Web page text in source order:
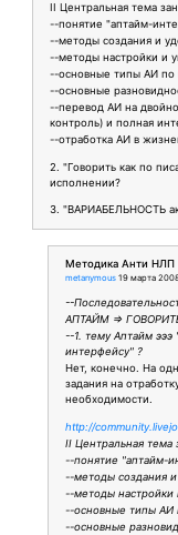
II Центральная тема
--понятие "аптайм-
--методы создания и
--методы настройки и
--основные типы АИ по
--основные
--перевод АИ на
контроль) и полная
--отработка АИ в
2. "Говорить как по
исполнении?
3. "ВАРИАБЕЛЬНОСТЬ
Методика Анти НЛП
metanymous 19 марта
--
АПТАЙМ =>
--1. тему Аптайм
интерфейсу" ?
Нет, конечно. На
задания на
необходимости.
http://
II Центральная тема
--понятие "аптайм-
--методы создания
--методы настройки
--основные типы АИ
--основные